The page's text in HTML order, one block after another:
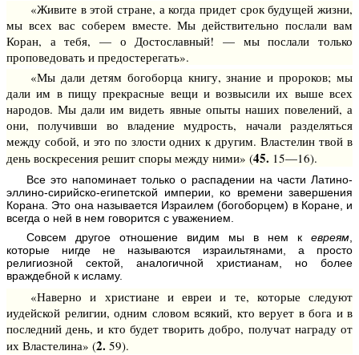
«Живите в этой стране, а когда придет срок будущей жизни,
мы всех вас соберем вместе. Мы действительно послали вам
Коран, а тебя, — о Достославный! — мы послали только
проповедовать и предостерегать».
«Мы дали детям богоборца книгу, знание и пророков; мы
дали им в пищу прекрасные вещи и возвысили их выше всех
народов. Мы дали им видеть явные опыты наших повелений, а
они, получивши во владение мудрость, начали разделяться
между собой, и это по злости одних к другим. Властелин твой в
день воскресения решит споры между ними» (45. 15—16).
Все это напоминает только о распадении на части Латино-
эллино-сирийско-египетской империи, ко времени завершения
Корана. Это она называется Израилем (богоборцем) в Коране, и
всегда о ней в нем говорится с уважением.
Совсем другое отношение видим мы в нем к евреям
которые нигде не называются израильтянами, а просто
религиозной сектой, аналогичной христианам, но более
враждебной к исламу.
«Наверно и христиане и евреи и те, которые следуют
иудейской религии, одним словом всякий, кто верует в бога и в
последний день, и кто будет творить добро, получат награду от
их Властелина» (2. 59).